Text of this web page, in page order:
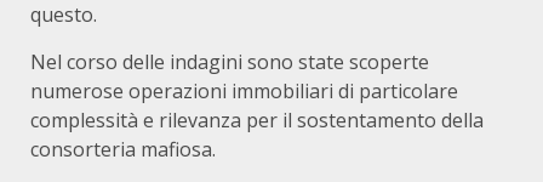
questo.
Nel corso delle indagini sono state scoperte
numerose operazioni immobiliari di particolare
complessità e rilevanza per il sostentamento della
consorteria mafiosa.